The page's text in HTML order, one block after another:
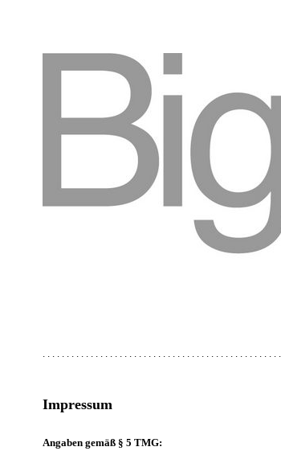
. . . . . . . . . . . . . . . . . . . . . . . . . . . . . . . . . . . . . . . . . . . . . . . .
Impressum
Angaben gemäß § 5 TMG: